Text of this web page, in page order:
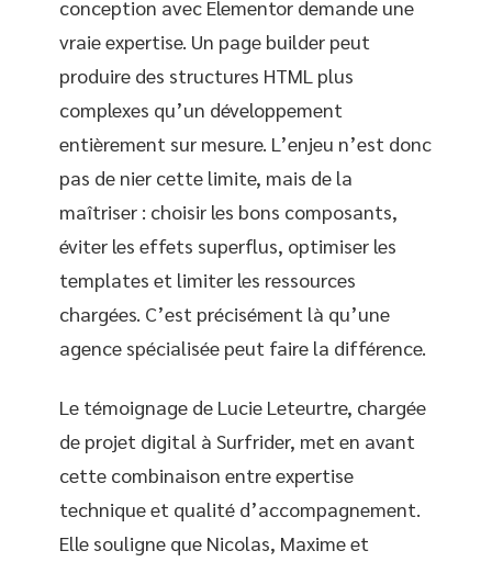
conception avec Elementor demande une
vraie expertise. Un page builder peut
produire des structures HTML plus
complexes qu’un développement
entièrement sur mesure. L’enjeu n’est donc
pas de nier cette limite, mais de la
maîtriser : choisir les bons composants,
éviter les effets superflus, optimiser les
templates et limiter les ressources
chargées. C’est précisément là qu’une
agence spécialisée peut faire la différence.
Le témoignage de Lucie Leteurtre, chargée
de projet digital à Surfrider, met en avant
cette combinaison entre expertise
technique et qualité d’accompagnement.
Elle souligne que Nicolas, Maxime et